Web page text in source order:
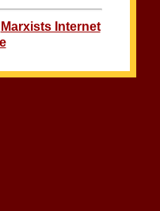
Marxists Internet